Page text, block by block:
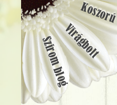
Koszorú
Virágbolt
Szirom blog